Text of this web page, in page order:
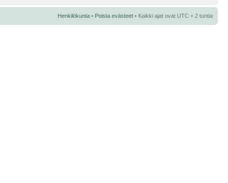
Henkilökunta • Poista evästeet • Kaikki ajat ovat UTC + 2 tuntia